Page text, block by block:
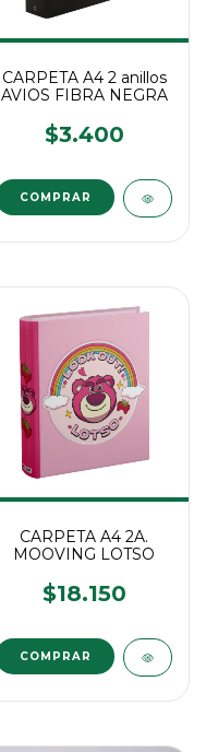
CARPETA A4 2 anillos
AVIOS FIBRA NEGRA
$3.400
CARPETA A4 2A.
MOOVING LOTSO
$18.150
COMPRAR